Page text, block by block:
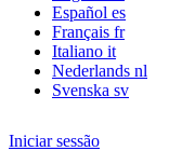
Español es
Français fr
Italiano it
Nederlands nl
Svenska sv
Iniciar sessão